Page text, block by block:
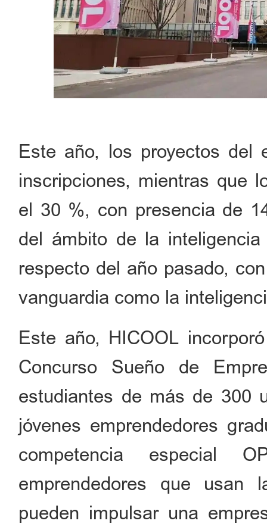
Este año, los proyectos del
inscripciones, mientras que
el 30 %, con presencia de
del ámbito de la
respecto del año pasado,
vanguardia como la
Este año, HICOOL
Concurso Sueño de
estudiantes de más de 300
jóvenes emprendedores
competencia especial
emprendedores que
pueden impulsar una